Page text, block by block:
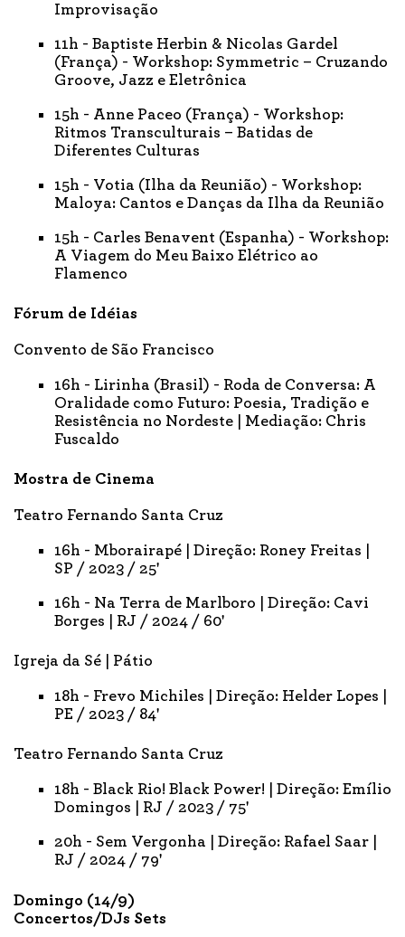
Improvisação
11h - Baptiste Herbin & Nicolas Gardel
(França) - Workshop: Symmetric – Cruzando
Groove, Jazz e Eletrônica
15h - Anne Paceo (França) - Workshop:
Ritmos Transculturais – Batidas de
Diferentes Culturas
15h - Votia (Ilha da Reunião) - Workshop:
Maloya: Cantos e Danças da Ilha da Reunião
15h - Carles Benavent (Espanha) - Workshop:
A Viagem do Meu Baixo Elétrico ao
Flamenco
Fórum de Idéias
Convento de São Francisco
16h - Lirinha (Brasil) - Roda de Conversa: A
Oralidade como Futuro: Poesia, Tradição e
Resistência no Nordeste | Mediação: Chris
Fuscaldo
Mostra de Cinema
Teatro Fernando Santa Cruz
16h - Mborairapé | Direção: Roney Freitas |
SP / 2023 / 25'
16h - Na Terra de Marlboro | Direção: Cavi
Borges | RJ / 2024 / 60'
Igreja da Sé | Pátio
18h - Frevo Michiles | Direção: Helder Lopes |
PE / 2023 / 84'
Teatro Fernando Santa Cruz
18h - Black Rio! Black Power! | Direção: Emílio
Domingos | RJ / 2023 / 75'
20h - Sem Vergonha | Direção: Rafael Saar |
RJ / 2024 / 79'
Domingo (14/9)
Concertos/DJs Sets